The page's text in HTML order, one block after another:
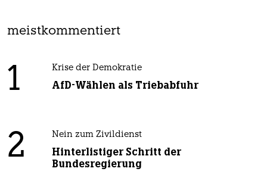
meistkommentiert
1 Krise der Demokratie
AfD-Wählen als Triebabfuhr
2 Nein zum Zivildienst
Hinterlistiger Schritt der
Bundesregierung